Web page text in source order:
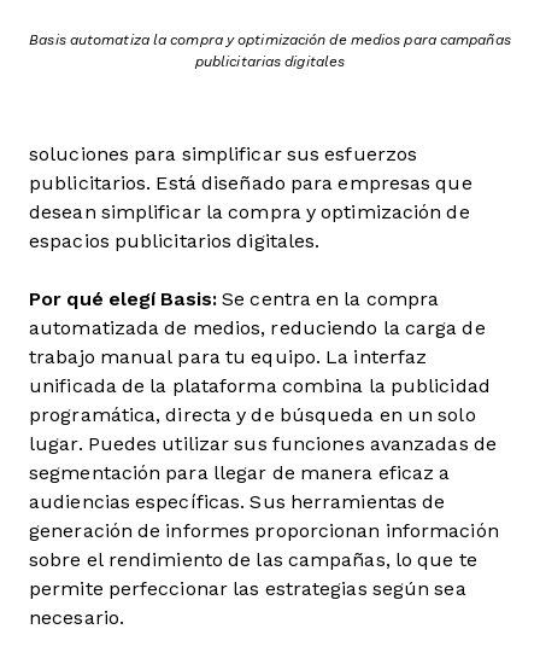
Basis automatiza la compra y optimización de medios para campañas
publicitarias digitales
soluciones para simplificar sus esfuerzos
publicitarios. Está diseñado para empresas que
desean simplificar la compra y optimización de
espacios publicitarios digitales.
Por qué elegí Basis: Se centra en la compra
automatizada de medios, reduciendo la carga de
trabajo manual para tu equipo. La interfaz
unificada de la plataforma combina la publicidad
programática, directa y de búsqueda en un solo
lugar. Puedes utilizar sus funciones avanzadas de
segmentación para llegar de manera eficaz a
audiencias específicas. Sus herramientas de
generación de informes proporcionan información
sobre el rendimiento de las campañas, lo que te
permite perfeccionar las estrategias según sea
necesario.